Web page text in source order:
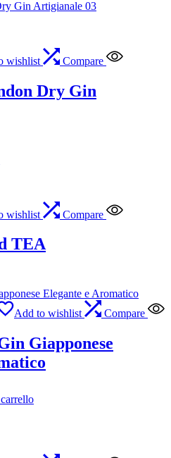
wishlist Compare
Dry Gin
wishlist Compare
TEA
Add to wishlist Compare
Giapponese